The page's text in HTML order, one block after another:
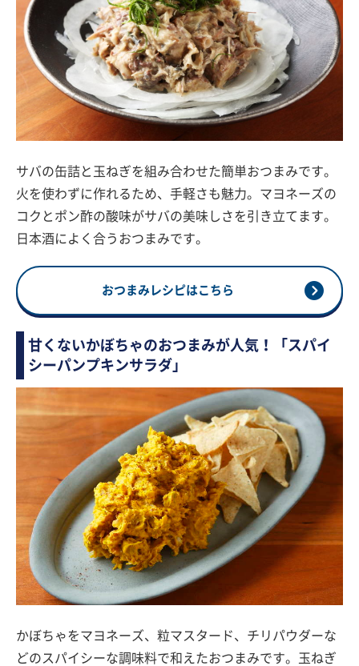
サバの缶詰と玉ねぎを組み合わせた簡単おつまみです。
火を使わずに作れるため、手軽さも魅力。マヨネーズの
コクとポン酢の酸味がサバの美味しさを引き立てます。
日本酒によく合うおつまみです。
おつまみレシピはこちら
甘くないかぼちゃのおつまみが人気！「スパイ
シーパンプキンサラダ」
かぼちゃをマヨネーズ、粒マスタード、チリパウダーな
どのスパイシーな調味料で和えたおつまみです。玉ねぎ